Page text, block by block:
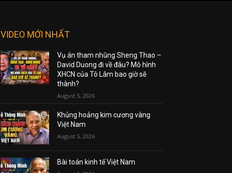
VIDEO MỚI NHẤT
Vụ án tham nhũng Sheng Thao –
David Duong đi về đâu? Mô hình
XHCN của Tô Lâm bao giờ sẽ
thành?
August 5, 2026
Khủng hoảng kim cương vàng
Việt Nam
August 5, 2026
Bài toán kinh tế Việt Nam